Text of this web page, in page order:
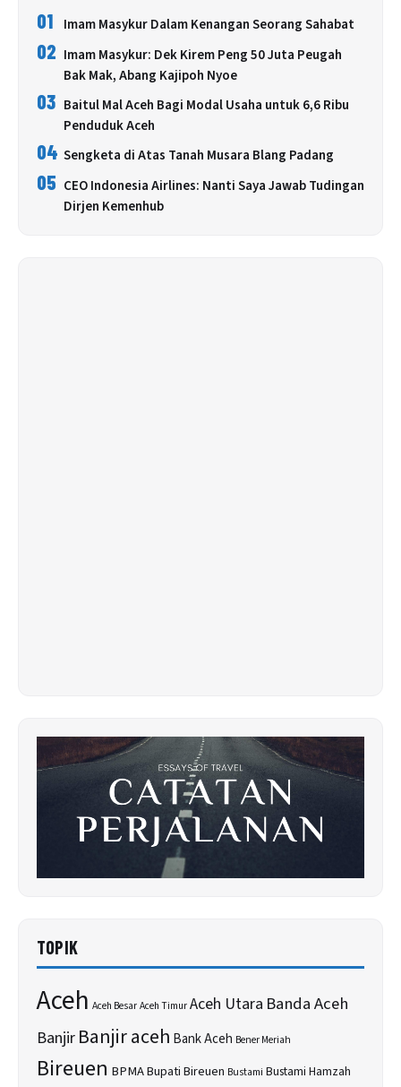
01 Imam Masykur Dalam Kenangan Seorang Sahabat
02 Imam Masykur: Dek Kirem Peng 50 Juta Peugah
Bak Mak, Abang Kajipoh Nyoe
03 Baitul Mal Aceh Bagi Modal Usaha untuk 6,6 Ribu
Penduduk Aceh
04 Sengketa di Atas Tanah Musara Blang Padang
05 CEO Indonesia Airlines: Nanti Saya Jawab Tudingan
Dirjen Kemenhub
TOPIK
Aceh Aceh BesarAceh TimurAceh Utara Banda Aceh
BanjirBanjir aceh Bank Aceh Bener Meriah
Bireuen BPMABupati Bireuen Bustami Bustami Hamzah